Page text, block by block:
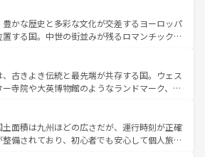
によって風土や気候が異なるスペインはその個
性で訪れる人を魅了する。 なお、新着のスペイン情報は コ
覧を参照してほしい。
魅力が詰まっている。華麗な宮殿、歴史的な大
いビーチ、そして豊かな自然が、訪れる者を心
る。また、フランスは美食の国としても知ら
パンの発祥地であるランス、プロヴァンスの
ベンダー畑など、多彩な楽しみ方が可能だ。さ
以外の地域にも魅力が溢れており、どの街角に
足を運ぶとそれぞれで全く異なる文化を体験で
きるだろう。 なお、新着のフランス情報はコンテンツ一覧
しい。
豊かな歴史と多彩な文化が交差するヨーロッパ
置する国。中世の街並みが残るロマンチック街
国は、どこを歩いても飽きることがない。ベ
化的活気、バイエルン州のアルプスの絶景、そ
川沿いのワイン畑といった風景は必見。ビール
人にはぜひ体験してほしい。 なお、新着の
はコンテンツ一覧を参照してほしい。
、古きよき伝統と最先端が共存する国。ウェス
ー寺院や大英博物館のようなランドマーク、歴
異なる魅力がある。また、優雅なアフタヌーン
ール好きにはたまらない英国パブ、サッカー観
場だからこそできる体験も豊富。イギリスを旅
土面積は九州ほどの広さだが、運行時刻が正確
整備されており、初心者でも安心して個人旅行